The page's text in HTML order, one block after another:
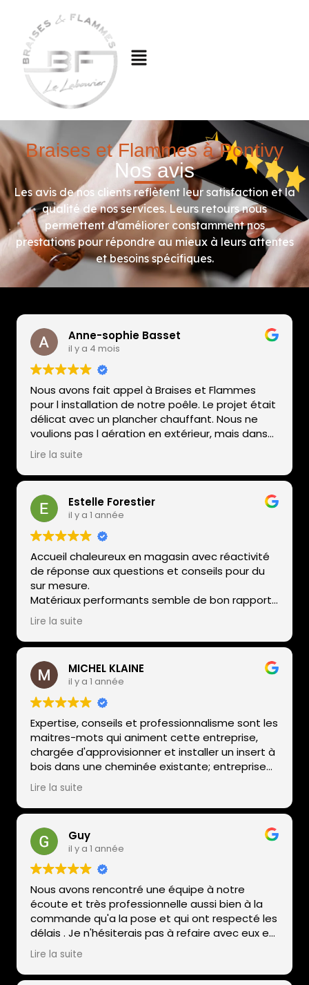
Braises et Flammes à Pontivy
Nos avis
Les avis de nos clients reflètent leur satisfaction et la
qualité de nos services. Leurs retours nous
permettent d’améliorer constamment nos
prestations pour répondre au mieux à leurs attentes
et besoins spécifiques.
Anne-sophie Basset
il y a 4 mois
Nous avons fait appel à Braises et Flammes
pour l installation de notre poêle. Le projet était
délicat avec un plancher chauffant. Nous ne
voulions pas l aération en extérieur, mais dans
le vide sanitaire. Cela a pû se faire car le patron
a pris la responsabilité. Tout c est très bien
passé. Et nous sommes ravis de l esthétique et
de la performance de l appareil. Nous
recommandons l entreprise. Depuis nous avons
fait appel pour le ramonage. La prestation est
parfaite en plus de l entretien du poêle.
Lire la suite
Estelle Forestier
il y a 1 année
Accueil chaleureux en magasin avec réactivité
de réponse aux questions et conseils pour du
sur mesure.
Matériaux performants semble de bon rapport
qualité et prix, et une installation soignée et
rapide.
Nous recommandons !
Lire la suite
MICHEL KLAINE
il y a 1 année
Expertise, conseils et professionnalisme sont les
maitres-mots qui animent cette entreprise,
chargée d'approvisionner et installer un insert à
bois dans une cheminée existante; entreprise
de qualité à recommander sans retenue;
Lire la suite
Guy
il y a 1 année
Nous avons rencontré une équipe à notre
écoute et très professionnelle aussi bien à la
commande qu'a la pose et qui ont respecté les
délais . Je n'hésiterais pas à refaire avec eux en
cas de besoin
Guy et
Michelle
Lire la suite